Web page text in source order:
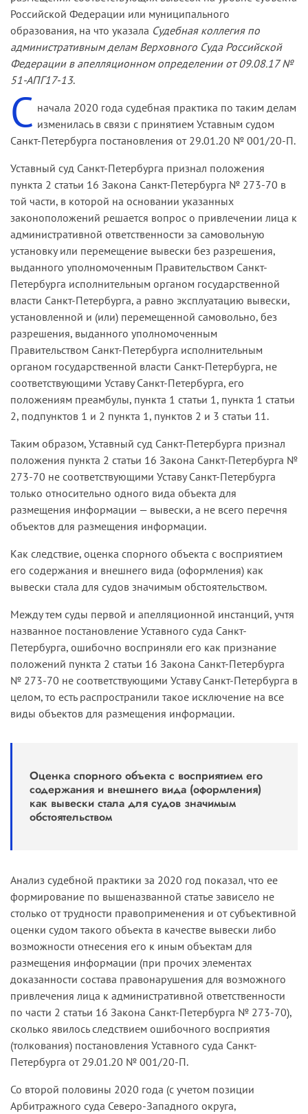
режим ее работы путем размещения указанной
информации на вывеске.
В соответствии с положениями Федерального
закона от 30.12.06 № 271-ФЗ «О розничных
рынках и о внесении изменений в Трудовой
кодекс Российской Федерации» при входе на
рынок должна быть размещена вывеска,
оформленная на русском языке и при
Российской Федерации, с указанием типа рынка,
его наименования, режима его работы,
наименования управляющей рынком компании
(часть 3 статьи 12).
Федеральный закон от 24.11.95 № 181-ФЗ «О
социальной защите инвалидов в Российской
Федерации» предусматривает обязанность
федеральных органов государственной власти,
органов государственной власти субъектов
Российской Федерации, органов местного
самоуправления (в сфере установленных
полномочий), организаций независимо от их
организационно-правовых форм обеспечивать
инвалидам надлежащее размещение носителей
информации, необходимых для обеспечения
объектам социальной, инженерной и
транспортной инфраструктуры и к услугам с
учетом ограничений жизнедеятельности
инвалидов; дублирование необходимой для
инвалидов звуковой и зрительной информации,
а также надписей, знаков и иной текстовой и
графической информации знаками,
выполненными рельефно-точечным шрифтом
Брайля (пункты 5, 6 статьи 15).
административных правонарушениях
предусмотрена административная
ответственность за нарушение права
потребителя на получение необходимой и
достоверной информации об изготовителе, о
продавце, об исполнителе и о режиме их
работы (часть 1 статьи 14.8), а также за
объектов социальной, инженерной и
транспортной инфраструктуры и
предоставляемых услуг (статья 9.13).
Инструкцией о порядке изготовления, учета,
использования, хранения и уничтожения
бланков с изображением Государственного
герба Российской Федерации, оформления и
размещения вывесок федеральных судов общей
утвержденной приказом Судебного
департамента при Верховном Суде Российской
Федерации от 29.03.13 № 66, установлены
требования к вывеске федерального суда
общей юрисдикции и федерального
арбитражного суда, включая, в частности,
требования к месту ее размещения,
содержанию, конструкции, форме, размеру,
высоте и цвету букв, а также фону (пункты 1.3,
4.3, 4.4, 4.7).
Российской Федерации или муниципального
образования, на что указала Судебная коллегия по
административным делам Верховного Суда Российской
Федерации в апелляционном определении от 09.08.17 №
51-АПГ17-13.
С начала 2020 года судебная практика по таким делам
изменилась в связи с принятием Уставным судом
Санкт-Петербурга постановления от 29.01.20 № 001/20-П.
Уставный суд Санкт-Петербурга признал положения
пункта 2 статьи 16 Закона Санкт-Петербурга № 273-70 в
той части, в которой на основании указанных
законоположений решается вопрос о привлечении лица к
административной ответственности за самовольную
установку или перемещение вывески без разрешения,
выданного уполномоченным Правительством Санкт-
Петербурга исполнительным органом государственной
власти Санкт-Петербурга, а равно эксплуатацию вывески,
установленной и (или) перемещенной самовольно, без
разрешения, выданного уполномоченным
Правительством Санкт-Петербурга исполнительным
органом государственной власти Санкт-Петербурга, не
соответствующими Уставу Санкт-Петербурга, его
положениям преамбулы, пункта 1 статьи 1, пункта 1 статьи
2, подпунктов 1 и 2 пункта 1, пунктов 2 и 3 статьи 11.
Таким образом, Уставный суд Санкт-Петербурга признал
положения пункта 2 статьи 16 Закона Санкт-Петербурга №
273-70 не соответствующими Уставу Санкт-Петербурга
только относительно одного вида объекта для
размещения информации — вывески, а не всего перечня
объектов для размещения информации.
Как следствие, оценка спорного объекта с восприятием
его содержания и внешнего вида (оформления) как
вывески стала для судов значимым обстоятельством.
Между тем суды первой и апелляционной инстанций, учтя
названное постановление Уставного суда Санкт-
Петербурга, ошибочно восприняли его как признание
положений пункта 2 статьи 16 Закона Санкт-Петербурга
№ 273-70 не соответствующими Уставу Санкт-Петербурга в
целом, то есть распространили такое исключение на все
виды объектов для размещения информации.
Оценка спорного объекта с восприятием его
содержания и внешнего вида (оформления)
как вывески стала для судов значимым
обстоятельством
Анализ судебной практики за 2020 год показал, что ее
формирование по вышеназванной статье зависело не
столько от трудности правоприменения и от субъективной
оценки судом такого объекта в качестве вывески либо
возможности отнесения его к иным объектам для
размещения информации (при прочих элементах
доказанности состава правонарушения для возможного
привлечения лица к административной ответственности
по части 2 статьи 16 Закона Санкт-Петербурга № 273-70),
сколько явилось следствием ошибочного восприятия
(толкования) постановления Уставного суда Санкт-
Петербурга от 29.01.20 № 001/20-П.
Со второй половины 2020 года (с учетом позиции
Арбитражного суда Северо-Западного округа,